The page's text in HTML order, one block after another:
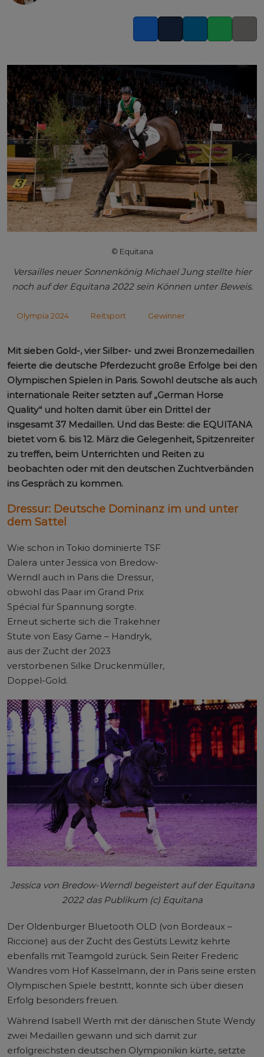
© Equitana
Versailles neuer Sonnenkönig Michael Jung stellte hier
noch auf der Equitana 2022 sein Können unter Beweis.
Olympia 2024 Reitsport Gewinner
Mit sieben Gold-, vier Silber- und zwei Bronzemedaillen
feierte die deutsche Pferdezucht große Erfolge bei den
Olympischen Spielen in Paris. Sowohl deutsche als auch
internationale Reiter setzten auf „German Horse
Quality“ und holten damit über ein Drittel der
insgesamt 37 Medaillen. Und das Beste: die EQUITANA
bietet vom 6. bis 12. März die Gelegenheit, Spitzenreiter
zu treffen, beim Unterrichten und Reiten zu
beobachten oder mit den deutschen Zuchtverbänden
ins Gespräch zu kommen.
Dressur: Deutsche Dominanz im und unter
dem Sattel
Wie schon in Tokio dominierte TSF
Dalera unter Jessica von Bredow-
Werndl auch in Paris die Dressur,
obwohl das Paar im Grand Prix
Spécial für Spannung sorgte.
Erneut sicherte sich die Trakehner
Stute von Easy Game – Handryk,
aus der Zucht der 2023
verstorbenen Silke Druckenmüller,
Doppel-Gold.
Jessica von Bredow-Werndl begeistert auf der Equitana
2022 das Publikum (c) Equitana
Der Oldenburger Bluetooth OLD (von Bordeaux –
Riccione) aus der Zucht des Gestüts Lewitz kehrte
ebenfalls mit Teamgold zurück. Sein Reiter Frederic
Wandres vom Hof Kasselmann, der in Paris seine ersten
Olympischen Spiele bestritt, konnte sich über diesen
Erfolg besonders freuen.
Während Isabell Werth mit der dänischen Stute Wendy
zwei Medaillen gewann und sich damit zur
erfolgreichsten deutschen Olympionikin kürte, setzte